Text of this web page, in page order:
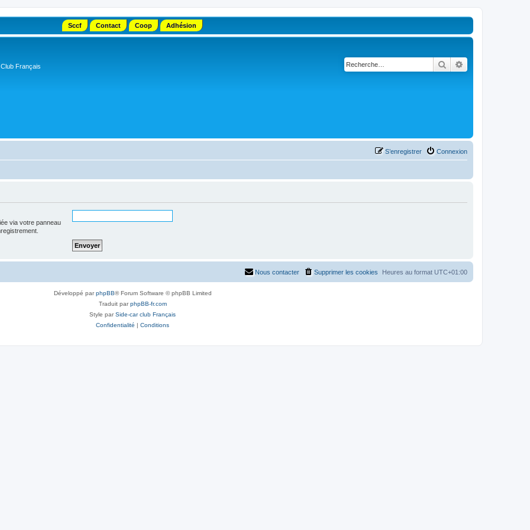
Sccf Contact Coop Adhésion
Français Rechercher
Connexion
S’enregistrer
via votre panneau
Heures au format UTC+01:00
Supprimer les cookies
Nous contacter
Développé parphpBB® Forum Software © phpBB Limited
Traduit parphpBB-fr.com
Style parSide-car club Français
Confidentialité | Conditions